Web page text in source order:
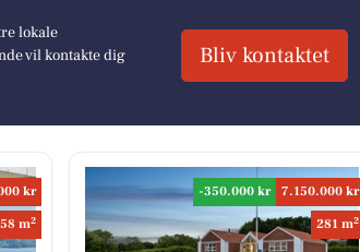
lokale
vil kontakte dig
Bliv kontaktet
kr
m2
-350.000 kr
7.150.000 kr
281 m2